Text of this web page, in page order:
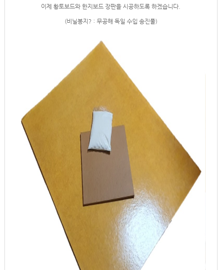
이제 황토보드와 한지보드 장판을 시공하도록 하겠습니다.
(비닐봉지? : 무공해 독일 수입 송진풀)